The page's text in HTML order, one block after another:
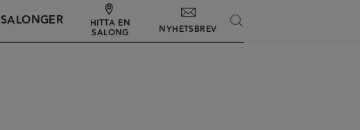
SALONGER HITTA EN
SALONG NYHETSBREV
SEARCH